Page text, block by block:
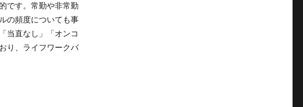
です。常勤や非常勤
の頻度についても事
当直なし」「オンコ
り、ライフワークバ